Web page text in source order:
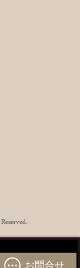
お問合せ